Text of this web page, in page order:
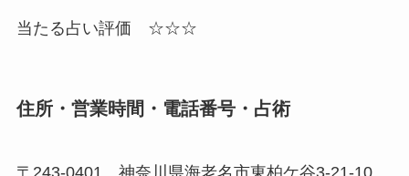
当たる占い評価 ☆☆☆
住所・営業時間・電話番号・占術
〒243-0401 神奈川県海老名市東柏ケ谷3-21-10